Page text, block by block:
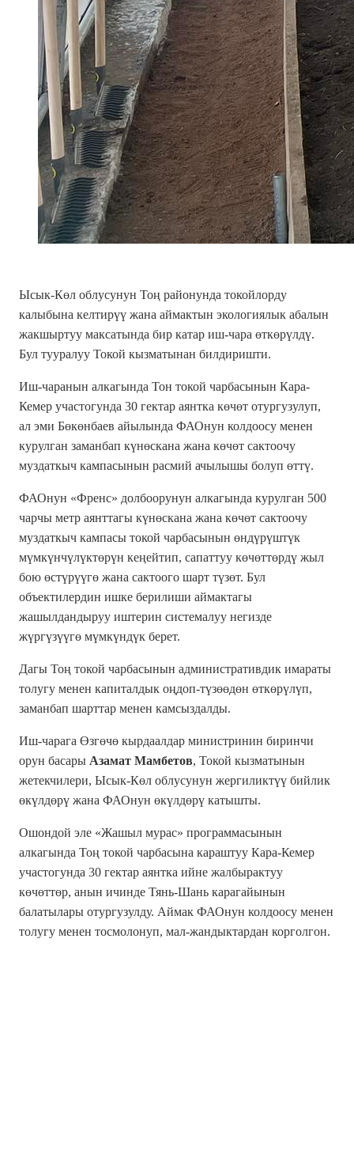
Ысык-Көл облусунун Тоң районунда токойлорду
калыбына келтирүү жана аймактын экологиялык абалын
жакшыртуу максатында бир катар иш-чара өткөрүлдү.
Бул тууралуу Токой кызматынан билдиришти.
Иш-чаранын алкагында Тон токой чарбасынын Кара-
Кемер участогунда 30 гектар аянтка көчөт отургузулуп,
ал эми Бөкөнбаев айылында ФАОнун колдоосу менен
курулган заманбап күнөскана жана көчөт сактоочу
муздаткыч кампасынын расмий ачылышы болуп өттү.
ФАОнун «Френс» долбоорунун алкагында курулган 500
чарчы метр аянттагы күнөскана жана көчөт сактоочу
муздаткыч кампасы токой чарбасынын өндүрүштүк
мүмкүнчүлүктөрүн кеңейтип, сапаттуу көчөттөрдү жыл
бою өстүрүүгө жана сактоого шарт түзөт. Бул
объектилердин ишке берилиши аймактагы
жашылдандыруу иштерин системалуу негизде
жүргүзүүгө мүмкүндүк берет.
Дагы Тоң токой чарбасынын административдик имараты
толугу менен капиталдык оңдоп-түзөөдөн өткөрүлүп,
заманбап шарттар менен камсыздалды.
Иш-чарага Өзгөчө кырдаалдар министринин биринчи
орун басары Азамат Мамбетов, Токой кызматынын
жетекчилери, Ысык-Көл облусунун жергиликтүү бийлик
өкүлдөрү жана ФАОнун өкүлдөрү катышты.
Ошондой эле «Жашыл мурас» программасынын
алкагында Тоң токой чарбасына караштуу Кара-Кемер
участогунда 30 гектар аянтка ийне жалбырактуу
көчөттөр, анын ичинде Тянь-Шань карагайынын
балатылары отургузулду. Аймак ФАОнун колдоосу менен
толугу менен тосмолонуп, мал-жандыктардан корголгон.